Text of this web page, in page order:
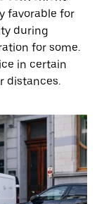
favorable for
during
for some.
in certain
distances.